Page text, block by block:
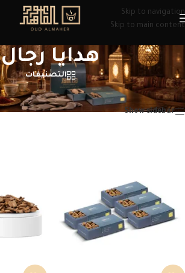
Skip to navigation
Skip to main content
هدايا رجال
التصنيفات
الرئيسية/منتجات تحت الوسم “هدايا رجال”
Show sidebar